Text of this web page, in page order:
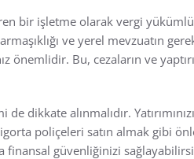
bir işletme olarak vergi
ve yerel mevzuatın
önemlidir. Bu, cezaların ve
dikkate alınmalıdır.
poliçeleri satın almak gibi
finansal güvenliğinizi